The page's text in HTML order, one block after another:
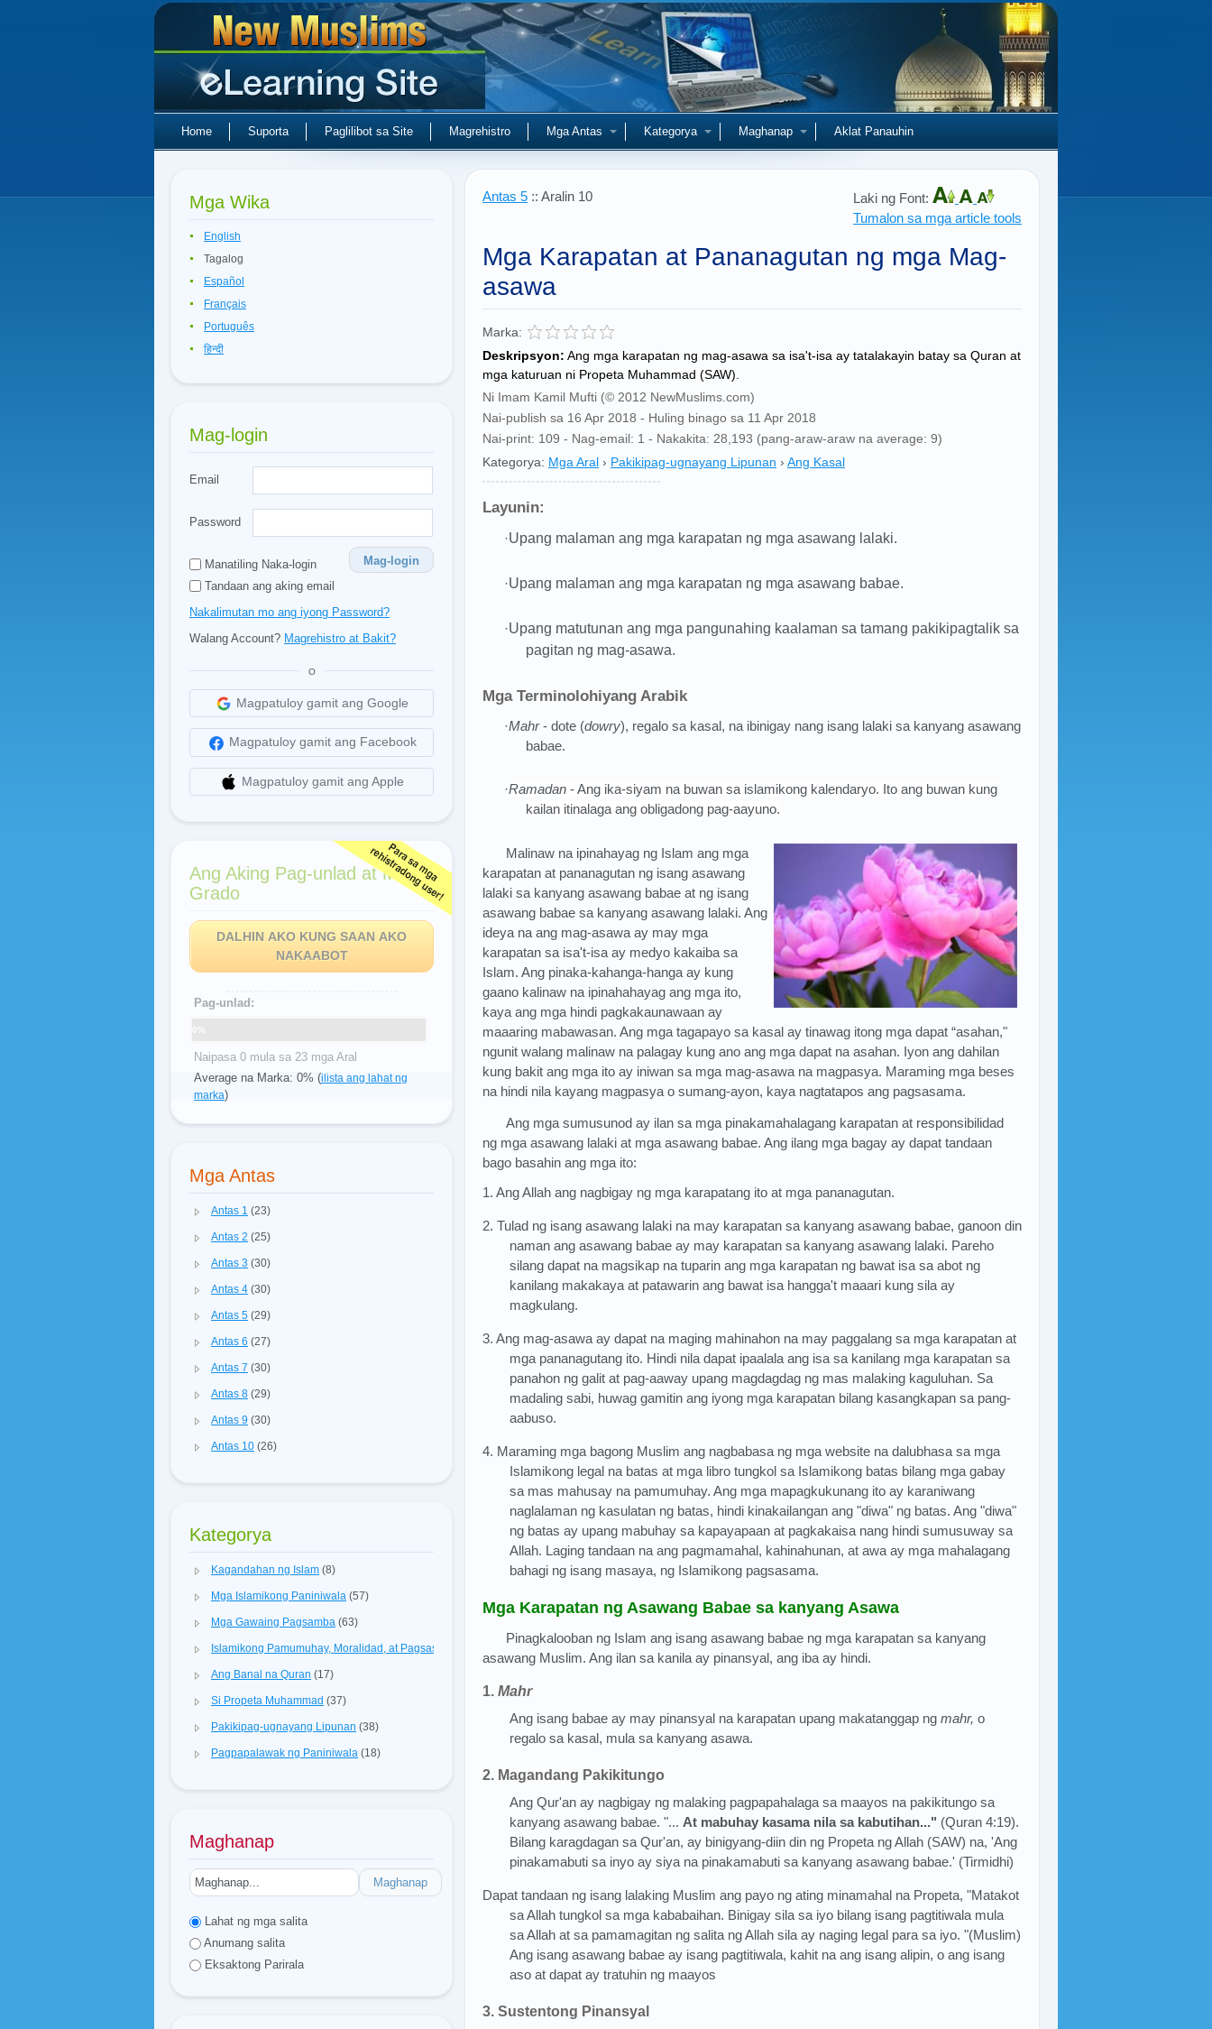
Home Suporta Paglilibot sa Site Magrehistro Mga Antas Kategorya Maghanap Aklat Panauhin
Mga Wika
English
Tagalog
Español
Français
Português
हिन्दी
Mag-login
Email
Password
Manatiling Naka-login
Mag-login
Tandaan ang aking email
Nakalimutan mo ang iyong Password?
Walang Account? Magrehistro at Bakit?
O
Magpatuloy gamit ang Google
Magpatuloy gamit ang Facebook
Magpatuloy gamit ang Apple
Ang Aking Pag-unlad at Mga
Grado
DALHIN AKO KUNG SAAN AKO
NAKAABOT
Pag-unlad:
0%
Naipasa 0 mula sa 23 mga Aral
Average na Marka: 0% (ilista ang lahat ng
marka)
Mga Antas
Antas 1 (23)
Antas 2 (25)
Antas 3 (30)
Antas 4 (30)
Antas 5 (29)
Antas 6 (27)
Antas 7 (30)
Antas 8 (29)
Antas 9 (30)
Antas 10 (26)
Kategorya
Kagandahan ng Islam (8)
Mga Islamikong Paniniwala (57)
Mga Gawaing Pagsamba (63)
Islamikong Pamumuhay, Moralidad, at Pagsasagawa
Ang Banal na Quran (17)
Si Propeta Muhammad (37)
Pakikipag-ugnayang Lipunan (38)
Pagpapalawak ng Paniniwala (18)
Maghanap
Maghanap
Lahat ng mga salita
Anumang salita
Eksaktong Parirala
Antas 5 :: Aralin 10
Laki ng Font:
Tumalon sa mga article tools
Mga Karapatan at Pananagutan ng mga Mag-
asawa
Marka:
Deskripsyon: Ang mga karapatan ng mag-asawa sa isa't-isa ay tatalakayin batay sa Quran at
mga katuruan ni Propeta Muhammad (SAW).
Ni Imam Kamil Mufti (© 2012 NewMuslims.com)
Nai-publish sa 16 Apr 2018 - Huling binago sa 11 Apr 2018
Nai-print: 109 - Nag-email: 1 - Nakakita: 28,193 (pang-araw-araw na average: 9)
Kategorya: Mga Aral › Pakikipag-ugnayang Lipunan › Ang Kasal
Layunin:
·Upang malaman ang mga karapatan ng mga asawang lalaki.
·Upang malaman ang mga karapatan ng mga asawang babae.
·Upang matutunan ang mga pangunahing kaalaman sa tamang pakikipagtalik sa
pagitan ng mag-asawa.
Mga Terminolohiyang Arabik
·Mahr- dote (dowry), regalo sa kasal, na ibinigay nang isang lalaki sa kanyang asawang
babae.
·Ramadan - Ang ika-siyam na buwan sa islamikong kalendaryo. Ito ang buwan kung
kailan itinalaga ang obligadong pag-aayuno.
Malinaw na ipinahayag ng Islam ang mga
karapatan at pananagutan ng isang asawang
lalaki sa kanyang asawang babae at ng isang
asawang babae sa kanyang asawang lalaki. Ang
ideya na ang mag-asawa ay may mga
karapatan sa isa't-isa ay medyo kakaiba sa
Islam. Ang pinaka-kahanga-hanga ay kung
gaano kalinaw na ipinahahayag ang mga ito,
kaya ang mga hindi pagkakaunawaan ay
maaaring mabawasan. Ang mga tagapayo sa kasal ay tinawag itong mga dapat “asahan,"
ngunit walang malinaw na palagay kung ano ang mga dapat na asahan. Iyon ang dahilan
kung bakit ang mga ito ay iniwan sa mga mag-asawa na magpasya. Maraming mga beses
na hindi nila kayang magpasya o sumang-ayon, kaya nagtatapos ang pagsasama.
Ang mga sumusunod ay ilan sa mga pinakamahalagang karapatan at responsibilidad
ng mga asawang lalaki at mga asawang babae. Ang ilang mga bagay ay dapat tandaan
bago basahin ang mga ito:
1. Ang Allah ang nagbigay ng mga karapatang ito at mga pananagutan.
2. Tulad ng isang asawang lalaki na may karapatan sa kanyang asawang babae, ganoon din
naman ang asawang babae ay may karapatan sa kanyang asawang lalaki. Pareho
silang dapat na magsikap na tuparin ang mga karapatan ng bawat isa sa abot ng
kanilang makakaya at patawarin ang bawat isa hangga't maaari kung sila ay
magkulang.
3. Ang mag-asawa ay dapat na maging mahinahon na may paggalang sa mga karapatan at
mga pananagutang ito. Hindi nila dapat ipaalala ang isa sa kanilang mga karapatan sa
panahon ng galit at pag-aaway upang magdagdag ng mas malaking kaguluhan. Sa
madaling sabi, huwag gamitin ang iyong mga karapatan bilang kasangkapan sa pang-
aabuso.
4. Maraming mga bagong Muslim ang nagbabasa ng mga website na dalubhasa sa mga
Islamikong legal na batas at mga libro tungkol sa Islamikong batas bilang mga gabay
sa mas mahusay na pamumuhay. Ang mga mapagkukunang ito ay karaniwang
naglalaman ng kasulatan ng batas, hindi kinakailangan ang "diwa" ng batas. Ang "diwa"
ng batas ay upang mabuhay sa kapayapaan at pagkakaisa nang hindi sumusuway sa
Allah. Laging tandaan na ang pagmamahal, kahinahunan, at awa ay mga mahalagang
bahagi ng isang masaya, ng Islamikong pagsasama.
Mga Karapatan ng Asawang Babae sa kanyang Asawa
Pinagkalooban ng Islam ang isang asawang babae ng mga karapatan sa kanyang
asawang Muslim. Ang ilan sa kanila ay pinansyal, ang iba ay hindi.
1. Mahr
Ang isang babae ay may pinansyal na karapatan upang makatanggap ng mahr, o
regalo sa kasal, mula sa kanyang asawa.
2. Magandang Pakikitungo
Ang Qur'an ay nagbigay ng malaking pagpapahalaga sa maayos na pakikitungo sa
kanyang asawang babae. "... At mabuhay kasama nila sa kabutihan..." (Quran 4:19).
Bilang karagdagan sa Qur'an, ay binigyang-diin din ng Propeta ng Allah (SAW) na, 'Ang
pinakamabuti sa inyo ay siya na pinakamabuti sa kanyang asawang babae.' (Tirmidhi)
Dapat tandaan ng isang lalaking Muslim ang payo ng ating minamahal na Propeta, "Matakot
sa Allah tungkol sa mga kababaihan. Binigay sila sa iyo bilang isang pagtitiwala mula
sa Allah at sa pamamagitan ng salita ng Allah sila ay naging legal para sa iyo. "(Muslim)
Ang isang asawang babae ay isang pagtitiwala, kahit na ang isang alipin, o ang isang
aso at dapat ay tratuhin ng maayos
3. Sustentong Pinansyal